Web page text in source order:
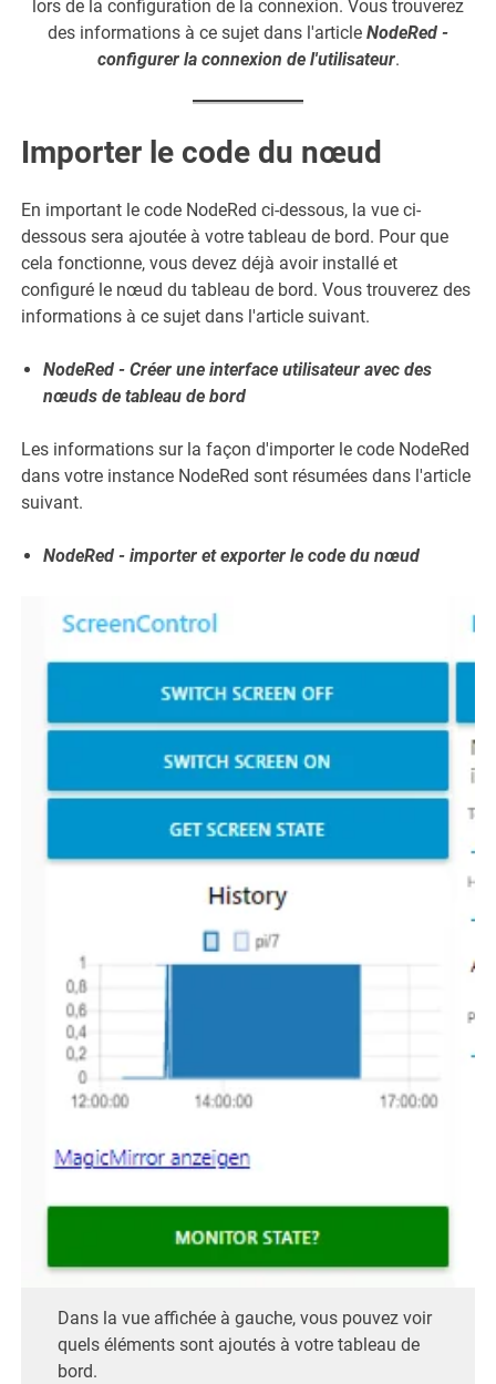
lors de la configuration de la connexion. Vous trouverez
des informations à ce sujet dans l'article NodeRed -
configurer la connexion de l'utilisateur.
Importer le code du nœud
En important le code NodeRed ci-dessous, la vue ci-
dessous sera ajoutée à votre tableau de bord. Pour que
cela fonctionne, vous devez déjà avoir installé et
configuré le nœud du tableau de bord. Vous trouverez des
informations à ce sujet dans l'article suivant.
NodeRed - Créer une interface utilisateur avec des
nœuds de tableau de bord
Les informations sur la façon d'importer le code NodeRed
dans votre instance NodeRed sont résumées dans l'article
suivant.
NodeRed - importer et exporter le code du nœud
Dans la vue affichée à gauche, vous pouvez voir
quels éléments sont ajoutés à votre tableau de
bord.